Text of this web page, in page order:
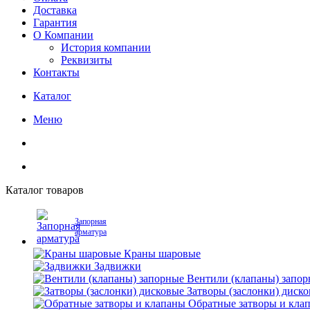
Доставка
Гарантия
О Компании
История компании
Реквизиты
Контакты
Каталог
Меню
Каталог товаров
Запорная
арматура
Краны шаровые
Задвижки
Вентили (клапаны)
Затворы (заслонки)
Обратные затворы и